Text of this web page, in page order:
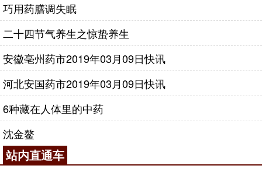
巧用药膳调失眠
二十四节气养生之惊蛰养生
安徽亳州药市2019年03月09日快讯
河北安国药市2019年03月09日快讯
6种藏在人体里的中药
沈金鳌
站内直通车